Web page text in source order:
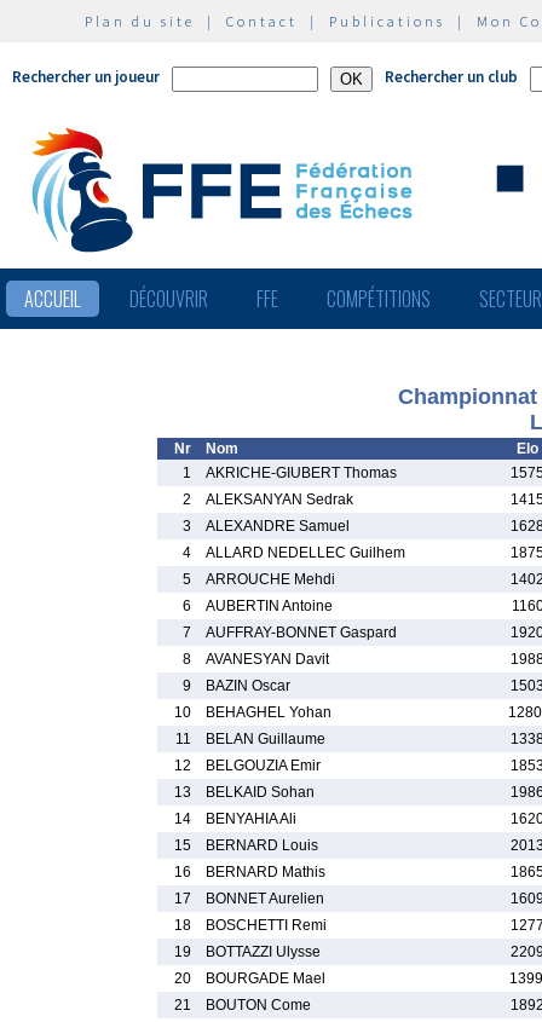
Plan du site | Contact | Publications | Mon
Rechercher un joueur Rechercher un club
ACCUEIL DÉCOUVRIR FFE COMPÉTITIONS
Championnat
Nr Nom
Elo
1
AKRICHE-GIUBERT Thomas
2
ALEKSANYAN Sedrak
3
ALEXANDRE Samuel
4
ALLARD NEDELLEC Guilhem
5
ARROUCHE Mehdi
6
AUBERTIN Antoine
7
AUFFRAY-BONNET Gaspard
8
AVANESYAN Davit
9
BAZIN Oscar
10
BEHAGHEL Yohan
11
BELAN Guillaume
12
BELGOUZIA Emir
13
BELKAID Sohan
14
BENYAHIA Ali
15
BERNARD Louis
16
BERNARD Mathis
17
BONNET Aurelien
18
BOSCHETTI Remi
19
BOTTAZZI Ulysse
20
BOURGADE Mael
21
BOUTON Come